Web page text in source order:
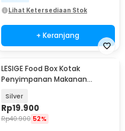
Lihat Ketersediaan Stok
+ Keranjang
LESIGE Food Box Kotak
Penyimpanan Makanan
Silver
Rp19.900
Rp40.900 52%